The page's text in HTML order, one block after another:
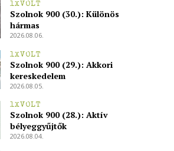
1XVOLT
Szolnok 900 (30.): Különös
hármas
2026.08.06.
1XVOLT
Szolnok 900 (29.): Akkori
kereskedelem
2026.08.05.
1XVOLT
Szolnok 900 (28.): Aktív
bélyeggyűjtők
2026.08.04.